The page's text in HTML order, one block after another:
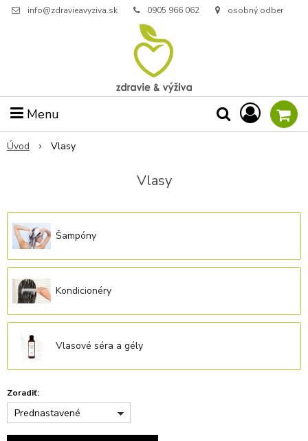
info@zdravieavyziva.sk 0905 966 062 osobný odber
Menu
Úvod Vlasy
Vlasy
Šampóny
Kondicionéry
Vlasové séra a gély
Zoradiť:
Prednastavené